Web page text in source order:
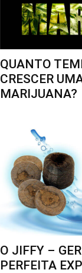
QUANTO
CRESCER
MARIJUANA?
O JIFFY –
PERFEITA